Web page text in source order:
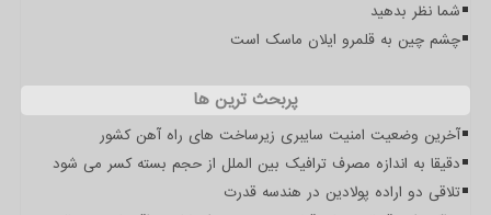
شما نظر بدهید
چشم چین به قلمرو ایلان ماسک است
پربحث ترین ها
آخرین وضعیت امنیت سایبری زیرساخت های راه آهن کشور
دقیقا به اندازه مصرف ترافیک بین الملل از حجم بسته کسر می شود
تلاقی دو اراده پولادین در هندسه قدرت